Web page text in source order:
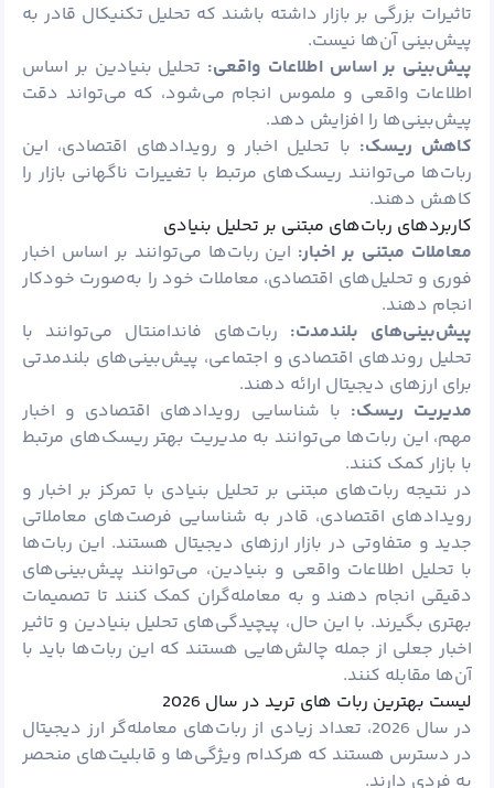
تاثیرات بزرگی بر بازار داشته باشند که تحلیل تکنیکال قادر به
پیش‌بینی آن‌ها نیست.
پیش‌بینی بر اساس اطلاعات واقعی: تحلیل بنیادین بر اساس
اطلاعات واقعی و ملموس انجام می‌شود، که می‌تواند دقت
پیش‌بینی‌ها را افزایش دهد.
کاهش ریسک: با تحلیل اخبار و رویدادهای اقتصادی، این
ربات‌ها می‌توانند ریسک‌های مرتبط با تغییرات ناگهانی بازار را
کاهش دهند.
کاربردهای ربات‌های مبتنی بر تحلیل بنیادی
معاملات مبتنی بر اخبار: این ربات‌ها می‌توانند بر اساس اخبار
فوری و تحلیل‌های اقتصادی، معاملات خود را به‌صورت خودکار
انجام دهند.
پیش‌بینی‌های بلندمدت: ربات‌های فاندامنتال می‌توانند با
تحلیل روندهای اقتصادی و اجتماعی، پیش‌بینی‌های بلندمدتی
برای ارزهای دیجیتال ارائه دهند.
مدیریت ریسک: با شناسایی رویدادهای اقتصادی و اخبار
مهم، این ربات‌ها می‌توانند به مدیریت بهتر ریسک‌های مرتبط
با بازار کمک کنند.
در نتیجه ربات‌های مبتنی بر تحلیل بنیادی با تمرکز بر اخبار و
رویدادهای اقتصادی، قادر به شناسایی فرصت‌های معاملاتی
جدید و متفاوتی در بازار ارزهای دیجیتال هستند. این ربات‌ها
با تحلیل اطلاعات واقعی و بنیادین، می‌توانند پیش‌بینی‌های
دقیقی انجام دهند و به معامله‌گران کمک کنند تا تصمیمات
بهتری بگیرند. با این حال، پیچیدگی‌های تحلیل بنیادین و تاثیر
اخبار جعلی از جمله چالش‌هایی هستند که این ربات‌ها باید با
آن‌ها مقابله کنند.
لیست بهترین ربات‌ های ترید در سال 2026
در سال 2026، تعداد زیادی از ربات‌های معامله‌گر ارز دیجیتال
در دسترس هستند که هرکدام ویژگی‌ها و قابلیت‌های منحصر
به فردی دارند.